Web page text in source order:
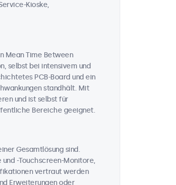
Kioske,
Mean Time Between
selbst bei intensivem und
PCB-Board und ein
standhält. Mit
und ist selbst für
Bereiche geeignet.
Gesamtlösung sind.
-Touchscreen-Monitore,
vertraut werden
Erweiterungen oder